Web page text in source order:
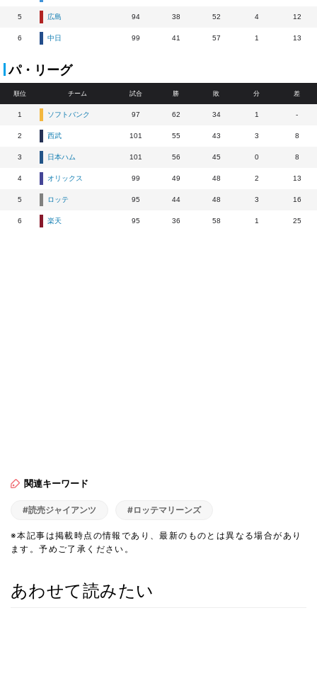
5 広島 94 38 52 4 12
6 中日 99 41 57 1 13
パ・リーグ
順位 チーム 試合 勝 敗 分 差
1 ソフトバンク 97 62 34 1 -
2 西武 101 55 43 3 8
3 日本ハム 101 56 45 0 8
4 オリックス 99 49 48 2 13
5 ロッテ 95 44 48 3 16
6 楽天 95 36 58 1 25
関連キーワード
#読売ジャイアンツ #ロッテマリーンズ
※本記事は掲載時点の情報であり、最新のものとは異なる場合があり
ます。予めご了承ください。
あわせて読みたい